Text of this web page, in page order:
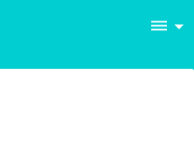
dehaze